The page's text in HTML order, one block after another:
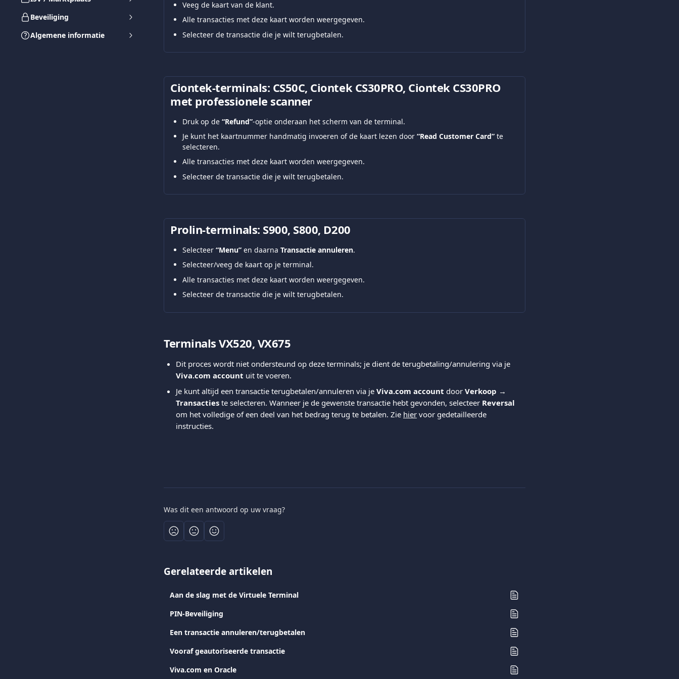
Beveiliging
Algemene informatie
Veeg de kaart van de klant.
Alle transacties met deze kaart worden weergegeven.
Selecteer de transactie die je wilt terugbetalen.
Ciontek-terminals: CS50C, Ciontek CS30PRO, Ciontek CS30PRO
met professionele scanner
Druk op de “Refund”-optie onderaan het scherm van de terminal.
Je kunt het kaartnummer handmatig invoeren of de kaart lezen door “Read Customer Card” te
selecteren.
Alle transacties met deze kaart worden weergegeven.
Selecteer de transactie die je wilt terugbetalen.
Prolin-terminals: S900, S800, D200
Selecteer “Menu” en daarna Transactie annuleren.
Selecteer/veeg de kaart op je terminal.
Alle transacties met deze kaart worden weergegeven.
Selecteer de transactie die je wilt terugbetalen.
Terminals VX520, VX675
Dit proces wordt niet ondersteund op deze terminals; je dient de terugbetaling/annulering via je
Viva.com account uit te voeren.
Je kunt altijd een transactie terugbetalen/annuleren via je Viva.com account door Verkoop →
Transacties te selecteren. Wanneer je de gewenste transactie hebt gevonden, selecteer Reversal
om het volledige of een deel van het bedrag terug te betalen. Zie hier voor gedetailleerde
instructies.
Was dit een antwoord op uw vraag?
Gerelateerde artikelen
Aan de slag met de Virtuele Terminal
PIN-Beveiliging
Een transactie annuleren/terugbetalen
Vooraf geautoriseerde transactie
Viva.com en Oracle